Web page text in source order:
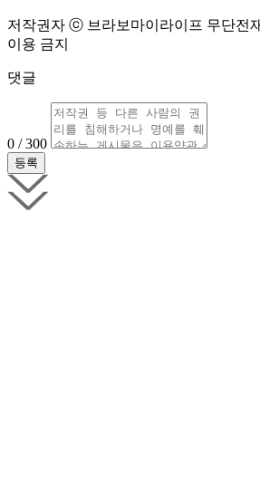
저작권자 ⓒ 브라보마이라이프 무단전
이용 금지
댓글
0 / 300